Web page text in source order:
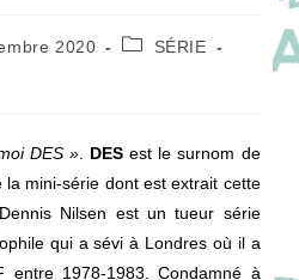
2020
PostSÉRIE
DES » DES est le surnom de
la mini-série dont est extrait cette
Nilsen est un tueur série
qui a sévi à Londres où il a
entre 1978-1983. Condamné à